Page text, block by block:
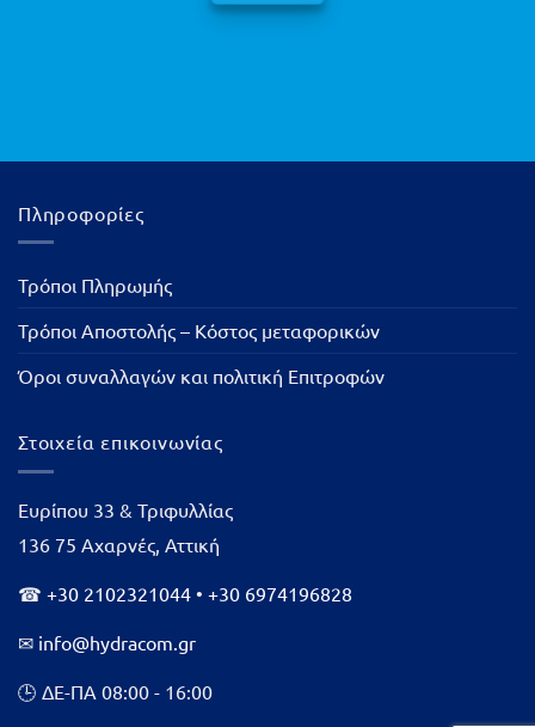
Πληροφορίες
Τρόποι Πληρωμής
Τρόποι Αποστολής – Κόστος μεταφορικών
Όροι συναλλαγών και πολιτική Επιτροφών
Στοιχεία επικοινωνίας
Ευρίπου 33 & Τριφυλλίας
136 75 Αχαρνές, Αττική
☎ +30 2102321044 • +30 6974196828
✉ info@hydracom.gr
🕒 ΔΕ-ΠΑ 08:00 - 16:00